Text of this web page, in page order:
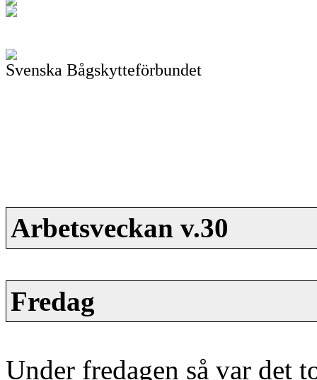
Svenska Bågskytteförbundet
Arbetsveckan v.30
Fredag
Under fredagen så var det